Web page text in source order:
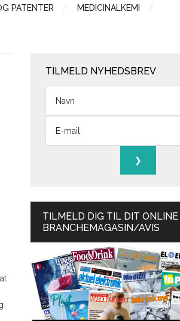
PATENTER
MEDICINALKEMI
TILMELD NYHEDSBREV
TILMELD DIG TIL DIT ONLINE
BRANCHEMAGASIN/AVIS